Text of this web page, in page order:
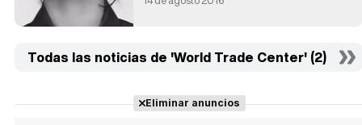
Todas las noticias de 'World Trade Center' (2)
Eliminar anuncios